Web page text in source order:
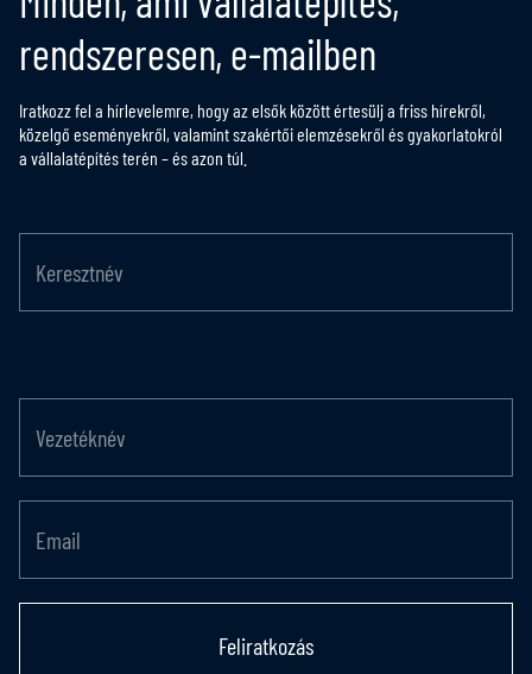
rendszeresen, e-mailben
Iratkozz fel a hírlevelemre, hogy az elsők között értesülj a friss hírekről,
közelgő eseményekről, valamint szakértői elemzésekről és gyakorlatokról
a vállalatépítés terén – és azon túl.
Feliratkozás